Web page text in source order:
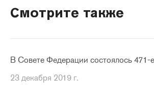
Смотрите также
В Совете Федерации состоялось 471-
23 декабря 2019 г.